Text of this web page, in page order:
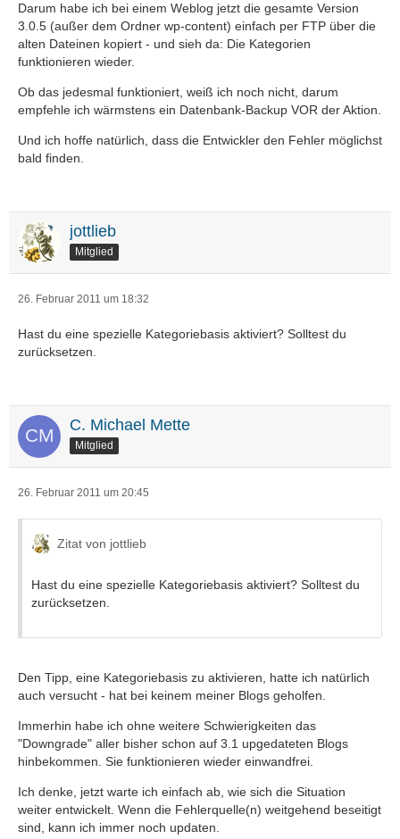
Darum habe ich bei einem Weblog jetzt die gesamte Version
3.0.5 (außer dem Ordner wp-content) einfach per FTP über die
alten Dateinen kopiert - und sieh da: Die Kategorien
funktionieren wieder.
Ob das jedesmal funktioniert, weiß ich noch nicht, darum
empfehle ich wärmstens ein Datenbank-Backup VOR der Aktion.
Und ich hoffe natürlich, dass die Entwickler den Fehler möglichst
bald finden.
jottlieb
Mitglied
26. Februar 2011 um 18:32
Hast du eine spezielle Kategoriebasis aktiviert? Solltest du
zurücksetzen.
C. Michael Mette
Mitglied
26. Februar 2011 um 20:45
Zitat von jottlieb
Hast du eine spezielle Kategoriebasis aktiviert? Solltest du
zurücksetzen.
Den Tipp, eine Kategoriebasis zu aktivieren, hatte ich natürlich
auch versucht - hat bei keinem meiner Blogs geholfen.
Immerhin habe ich ohne weitere Schwierigkeiten das
"Downgrade" aller bisher schon auf 3.1 upgedateten Blogs
hinbekommen. Sie funktionieren wieder einwandfrei.
Ich denke, jetzt warte ich einfach ab, wie sich die Situation
weiter entwickelt. Wenn die Fehlerquelle(n) weitgehend beseitigt
sind, kann ich immer noch updaten.